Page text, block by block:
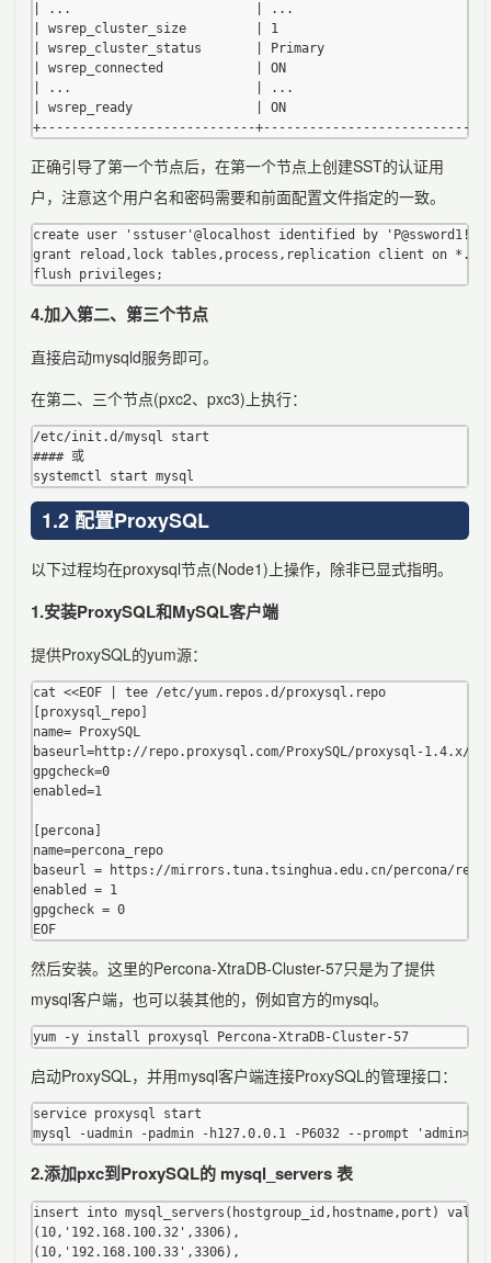
| ...                        | ...
| wsrep_cluster_size         | 1
| wsrep_cluster_status       | Primary
| wsrep_connected            | ON
| ...                        | ...
| wsrep_ready                | ON
正确引导了第一个节点后，在第一个节点上创建SST的认证用
户，注意这个用户名和密码需要和前面配置文件指定的一致。
create user 'sstuser'@localhost identified by 'P@ssword1!';
grant reload,lock tables,process,replication client on *.*
4.加入第二、第三个节点
直接启动mysqld服务即可。
在第二、三个节点(pxc2、pxc3)上执行：
/etc/init.d/mysql start
#### 或
1.2 配置ProxySQL
以下过程均在proxysql节点(Node1)上操作，除非已显式指明。
1.安装ProxySQL和MySQL客户端
提供ProxySQL的yum源：
cat <<EOF | tee /etc/yum.repos.d/proxysql.repo
[proxysql_repo]
name= ProxySQL
baseurl=http://repo.proxysql.com/ProxySQL/proxysql-1.4.x/
gpgcheck=0
enabled=1
[percona]
name=percona_repo
baseurl = https://mirrors.tuna.tsinghua.edu.cn/percona/
enabled = 1
gpgcheck = 0
然后安装。这里的Percona-XtraDB-Cluster-57只是为了提供
mysql客户端，也可以装其他的，例如官方的mysql。
启动ProxySQL，并用mysql客户端连接ProxySQL的管理接口：
service proxysql start
2.添加pxc到ProxySQL的 mysql_servers 表
insert into mysql_servers(hostgroup_id,hostname,port)
(10,'192.168.100.32',3306),
(10,'192.168.100.33',3306),